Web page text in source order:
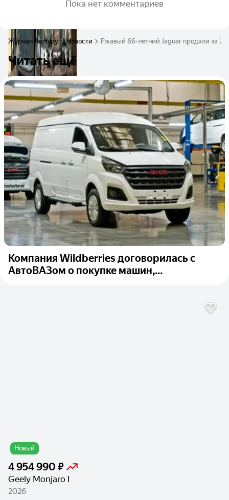
Пока нет комментариев
Журнал Авто.ру Новости Ржавый 66-летний Jaguar продали за
Читать ещё
Компания Wildberries договорилась с
АвтоВАЗом о покупке машин,...
Новый
4 954 990 ₽
Geely Monjaro I
2026